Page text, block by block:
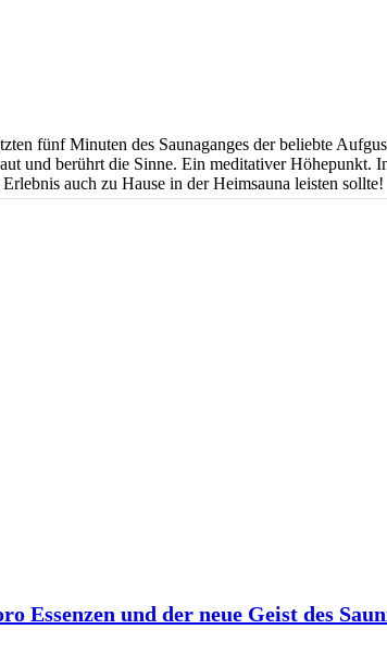
fünf Minuten des Saunaganges der beliebte
und berührt die Sinne. Ein meditativer Höhepunkt.
auch zu Hause in der Heimsauna leisten sollte!
Essenzen und der neue Geist des